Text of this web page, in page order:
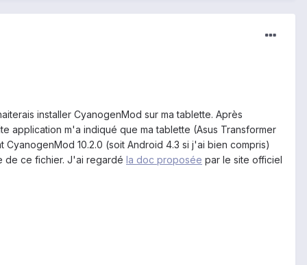
installer CyanogenMod sur ma tablette. Après
application m'a indiqué que ma tablette (Asus Transformer
CyanogenMod 10.2.0 (soit Android 4.3 si j'ai bien compris)
de ce fichier. J'ai regardé la doc proposée par le site officiel